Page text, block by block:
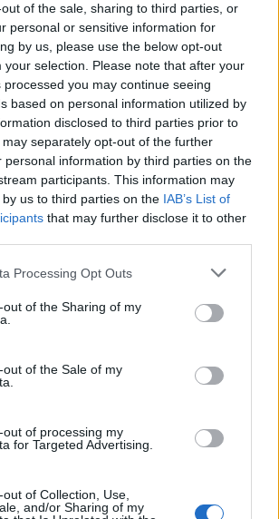
of the sale, sharing to third parties, or
personal or sensitive information for
by us, please use the below opt-out
your selection. Please note that after your
you may continue seeing
based on personal information utilized by
disclosed to third parties prior to
separately opt-out of the further
personal information by third parties on the
participants. This information may
us to third parties on the IAB’s List of
that may further disclose it to other
Processing Opt Outs
out of the Sharing of my
out of the Sale of my
out of processing my
for Targeted Advertising.
of Collection, Use,
and/or Sharing of my
per a la propera vegada que comenti.
L’Ajuntament de Tortosa amplia el
termini de les obres de l’aparcament
dels terrenys de Renfe per les altes
7 d'agost de 2026
Amposta recupera les Cases del Castell
gastronomia
Els vestits de paper guanyen força
enguany amb més modistes i gairebé
31 de juliol de 2026